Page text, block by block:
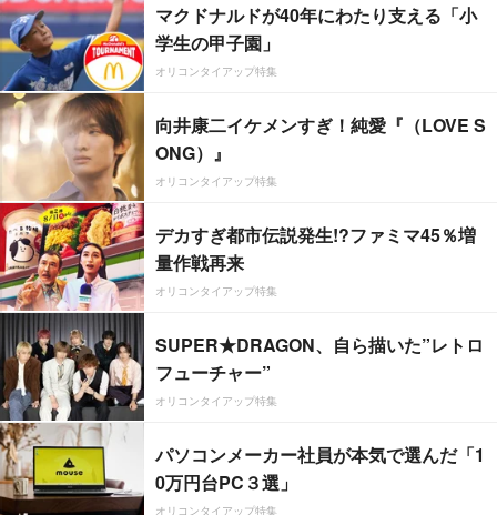
マクドナルドが40年にわたり支える「小
学生の甲子園」
オリコンタイアップ特集
向井康二イケメンすぎ！純愛『（LOVE S
ONG）』
オリコンタイアップ特集
デカすぎ都市伝説発生!?ファミマ45％増
量作戦再来
オリコンタイアップ特集
SUPER★DRAGON、自ら描いた”レトロ
フューチャー”
オリコンタイアップ特集
パソコンメーカー社員が本気で選んだ「1
0万円台PC３選」
オリコンタイアップ特集